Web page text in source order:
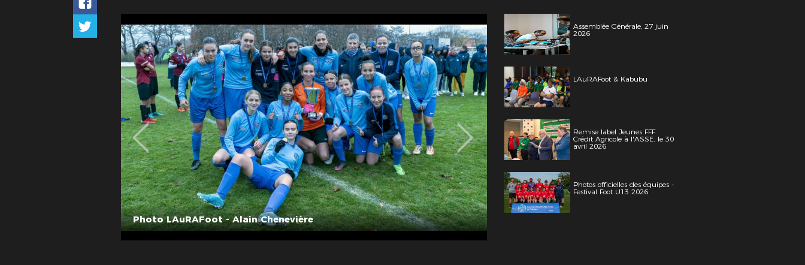
Photo LAuRAFoot - Alain Chenevière
Assemblée Générale, 27 juin
2026
LAuRAFoot & Kabubu
Remise label Jeunes FFF
Crédit Agricole à l'ASSE, le 30
avril 2026
Photos officielles des équipes -
Festival Foot U13 2026